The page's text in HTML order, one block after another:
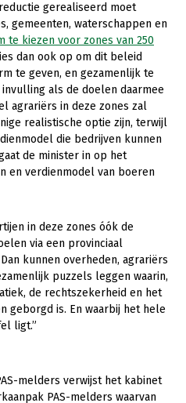
gerealiseerd moet
gemeenten, waterschappen en
te kiezen voor zones van 250
dan ook op om dit beleid
te geven, en gezamenlijk te
als de doelen daarmee
agrariërs in deze zones zal
realistische optie zijn, terwijl
die bedrijven kunnen
de minister in op het
en verdienmodel van boeren
in deze zones óók de
via een provinciaal
kunnen overheden, agrariërs
puzzels leggen waarin,
de rechtszekerheid en het
geborgd is. En waarbij het hele
ligt.”
melders verwijst het kabinet
PAS-melders waarvan